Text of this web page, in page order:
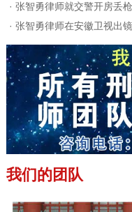
· 张智勇律师就交警开房丢
· 张智勇律师在安徽卫视出镜
我们的团队